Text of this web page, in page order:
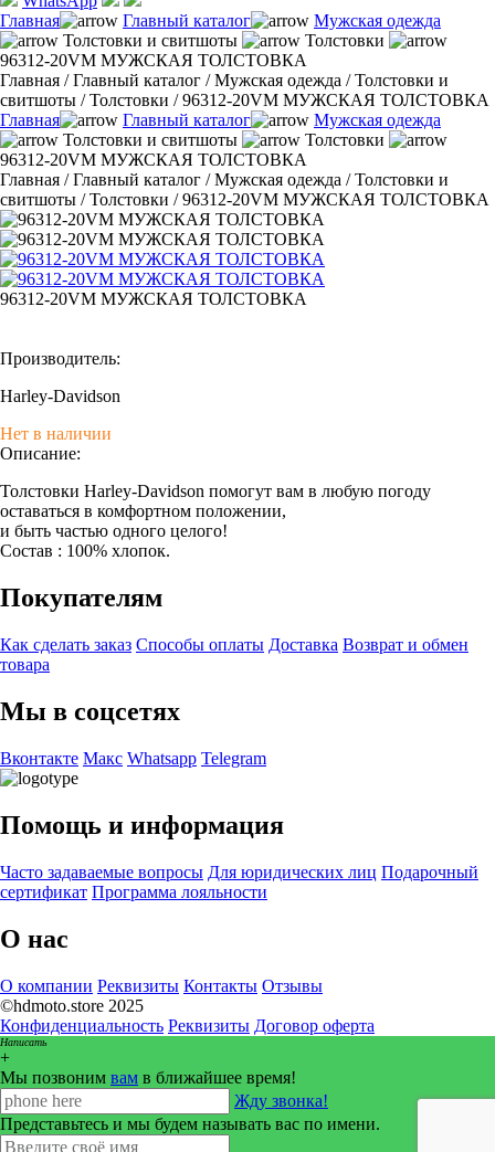
Главная
Главный каталог
Мужская одежда
Толстовки и свитшоты
Толстовки
96312-20VM МУЖСКАЯ ТОЛСТОВКА
Главная /Главный каталог /Мужская одежда /Толстовки и
свитшоты /Толстовки /96312-20VM МУЖСКАЯ ТОЛСТОВКА
Главная
Главный каталог
Мужская одежда
Толстовки и свитшоты
Толстовки
96312-20VM МУЖСКАЯ ТОЛСТОВКА
Главная /Главный каталог /Мужская одежда /Толстовки и
свитшоты /Толстовки /96312-20VM МУЖСКАЯ ТОЛСТОВКА
96312-20VM МУЖСКАЯ ТОЛСТОВКА
Производитель:
Harley-Davidson
Нет в наличии
Описание:
Толстовки Harley-Davidson помогут вам в любую погоду
оставаться в комфортном положении,
и быть частью одного целого!
Состав : 100% хлопок.
Покупателям
Как сделать заказ Способы оплаты Доставка Возврат и обмен
товара
Мы в соцсетях
Вконтакте Макс Whatsapp Telegram
Помощь и информация
Часто задаваемые вопросы Для юридических лиц Подарочный
сертификат Программа лояльности
О нас
О компании Реквизиты Контакты Отзывы
©hdmoto.store 2025
Конфиденциальность Реквизиты Договор оферта
Написать
+
Мы позвоним вам в ближайшее время!
Жду звонка!
Представьтесь и мы будем называть вас по имени.